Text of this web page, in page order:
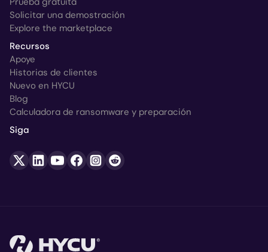
Solicitar una demostración
Explore the marketplace
Recursos
Apoye
Historias de clientes
Nuevo en HYCU
Blog
Calculadora de ransomware y preparación
Siga